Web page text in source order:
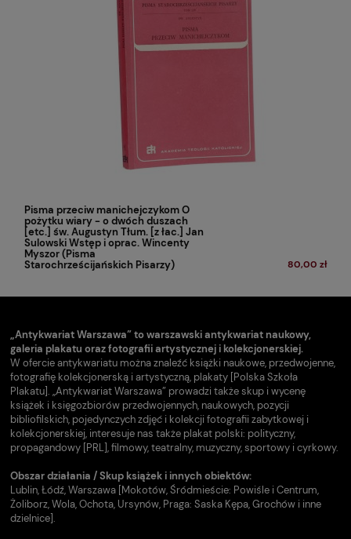
Pisma przeciw manichejczykom O
pożytku wiary - o dwóch duszach
[etc.] św. Augustyn Tłum. [z łac.] Jan
Sulowski Wstęp i oprac. Wincenty
Myszor (Pisma
Starochrześcijańskich Pisarzy)
80,00 zł
„Antykwariat Warszawa” to warszawski antykwariat naukowy,
galeria plakatu oraz fotografii artystycznej i kolekcjonerskiej.
W ofercie antykwariatu można znaleźć książki naukowe, przedwojenne,
fotografię kolekcjonerską i artystyczną, plakaty [Polska Szkoła
Plakatu]. „Antykwariat Warszawa” prowadzi także skup i wycenę
książek i księgozbiorów przedwojennych, naukowych, pozycji
bibliofilskich, pojedynczych zdjęć i kolekcji fotografii zabytkowej i
kolekcjonerskiej, interesuje nas także plakat polski: polityczny,
propagandowy [PRL], filmowy, teatralny, muzyczny, sportowy i cyrkowy.
Obszar działania / Skup książek i innych obiektów:
Lublin, Łódź, Warszawa [Mokotów, Śródmieście: Powiśle i Centrum,
Żoliborz, Wola, Ochota, Ursynów, Praga: Saska Kępa, Grochów i inne
dzielnice].